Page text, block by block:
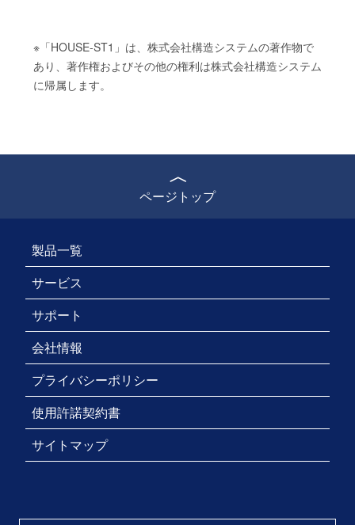
※「HOUSE-ST1」は、株式会社構造システムの著作物で
あり、著作権およびその他の権利は株式会社構造システム
に帰属します。
ページトップ
製品一覧
サービス
サポート
会社情報
プライバシーポリシー
使用許諾契約書
サイトマップ